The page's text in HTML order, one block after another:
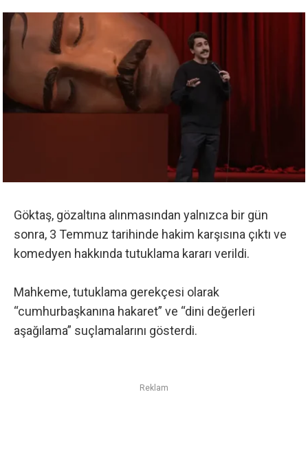
Göktaş, gözaltına alınmasından yalnızca bir gün
sonra, 3 Temmuz tarihinde hakim karşısına çıktı ve
komedyen hakkında tutuklama kararı verildi.
Mahkeme, tutuklama gerekçesi olarak
“cumhurbaşkanına hakaret” ve “dini değerleri
aşağılama” suçlamalarını gösterdi.
Reklam